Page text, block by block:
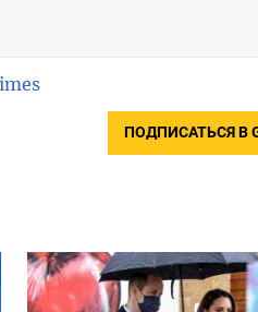
ПОДПИСАТЬСЯ В